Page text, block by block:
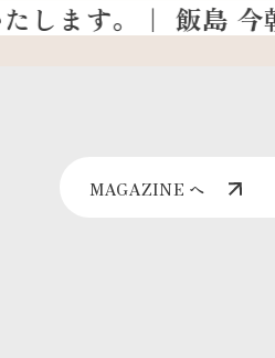
MAGAZINE へ